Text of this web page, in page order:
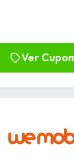
Ver